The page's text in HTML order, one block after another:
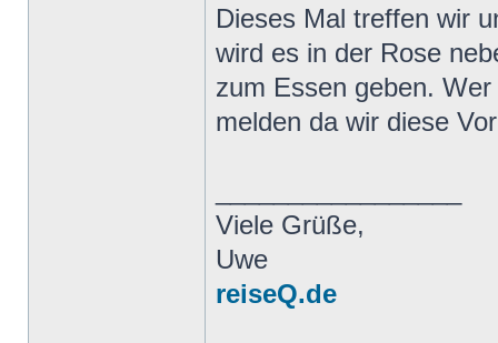
Dieses Mal treffen wir
wird es in der Rose
zum Essen geben.
melden da wir diese
Viele Grüße,
Uwe
reiseQ.de